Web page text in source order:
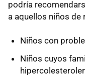
podría
a aquellos niños de
Niños con
Niños cuyos